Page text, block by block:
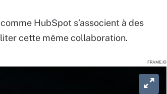
HubSpot s’associent à des
cette même collaboration.
FRAME.IO